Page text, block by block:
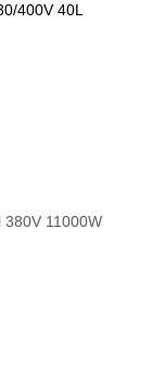
400V 40L